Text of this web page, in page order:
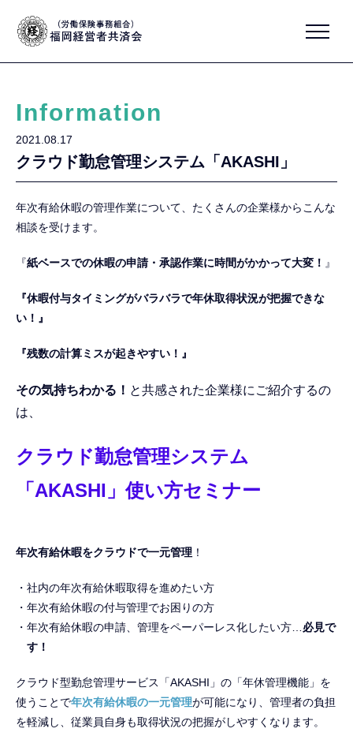
Information
2021.08.17
クラウド勤怠管理システム「AKASHI」
年次有給休暇の管理作業について、たくさんの企業様からこんな
相談を受けます。
『紙ベースでの休暇の申請・承認作業に時間がかかって大変！ 』
『休暇付与タイミングがバラバラで年休取得状況が把握できな
い！』
『残数の計算ミスが起きやすい！』
その気持ちわかる！ と共感された企業様にご紹介するの
は、
クラウド勤怠管理システム
「AKASHI」使い方セミナー
年次有給休暇をクラウドで一元管理 ！
社内の年次有給休暇取得を進めたい方
年次有給休暇の付与管理でお困りの方
年次有給休暇の申請、管理をペーパーレス化したい方… 必見で
す！
クラウド型勤怠管理サービス「AKASHI」の「年休管理機能」を
使うことで年次有給休暇の一元管理が可能になり、管理者の負担
を軽減し、従業員自身も取得状況の把握がしやすくなります。